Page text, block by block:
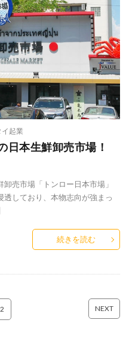
イ起業
日本生鮮卸売市場！
売市場「トンロー日本市場」
しており、本物志向が強まっ
続きを読む
2 NEXT